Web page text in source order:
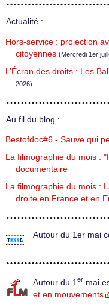
Actualité :
Hors-service : projection
citoyennes (Mercredi 1er
L’Écran des droits : Les
2026)
Au fil du blog :
Bestofdoc#6 - Sauve qui
La filmographie du mois :
documentaire
La filmographie du mois :
droite en France et en
Autour du 1er mai
Autour du 1 er mai
et en mouvements